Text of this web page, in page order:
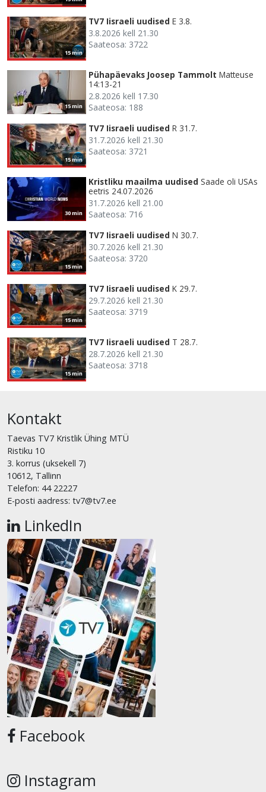
15 min
TV7 Iisraeli uudised E 3.8.
3.8.2026 kell 21.30
Saateosa: 3722
15 min
Pühapäevaks Joosep Tammolt Matteuse
14:13-21
2.8.2026 kell 17.30
Saateosa: 188
15 min
TV7 Iisraeli uudised R 31.7.
31.7.2026 kell 21.30
Saateosa: 3721
30 min
Kristliku maailma uudised Saade oli USAs
eetris 24.07.2026
31.7.2026 kell 21.00
Saateosa: 716
15 min
TV7 Iisraeli uudised N 30.7.
30.7.2026 kell 21.30
Saateosa: 3720
15 min
TV7 Iisraeli uudised K 29.7.
29.7.2026 kell 21.30
Saateosa: 3719
15 min
TV7 Iisraeli uudised T 28.7.
28.7.2026 kell 21.30
Saateosa: 3718
Kontakt
Taevas TV7 Kristlik Ühing MTÜ
Ristiku 10
3. korrus (uksekell 7)
10612, Tallinn
Telefon: 44 22227
E-posti aadress: tv7@tv7.ee
LinkedIn
Facebook
Instagram